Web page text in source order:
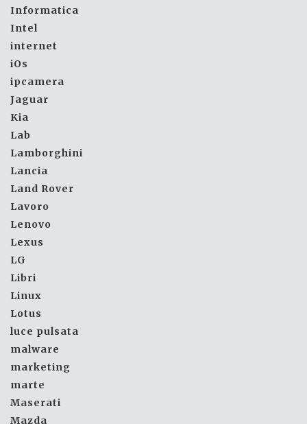
Informatica
Intel
internet
iOs
ipcamera
Jaguar
Kia
Lab
Lamborghini
Lancia
Land Rover
Lavoro
Lenovo
Lexus
LG
Libri
Linux
Lotus
luce pulsata
malware
marketing
marte
Maserati
Mazda